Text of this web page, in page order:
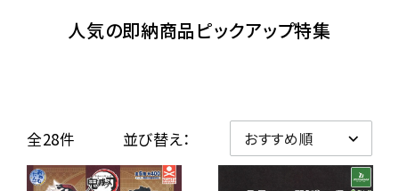
人気の即納商品ピックアップ特集
全28件 並び替え：